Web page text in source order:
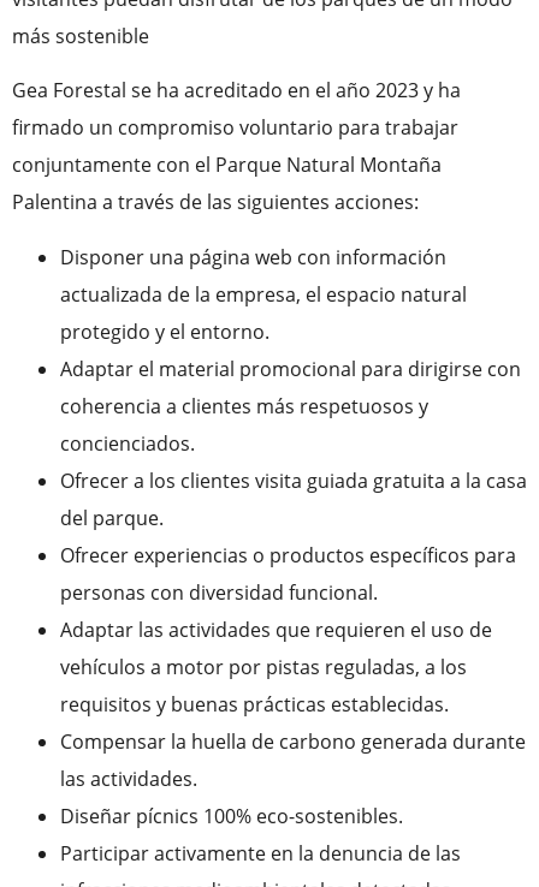
más sostenible
Gea Forestal se ha acreditado en el año 2023 y ha
firmado un compromiso voluntario para trabajar
conjuntamente con el Parque Natural Montaña
Palentina a través de las siguientes acciones:
Disponer una página web con información
actualizada de la empresa, el espacio natural
protegido y el entorno.
Adaptar el material promocional para dirigirse con
coherencia a clientes más respetuosos y
concienciados.
Ofrecer a los clientes visita guiada gratuita a la casa
del parque.
Ofrecer experiencias o productos específicos para
personas con diversidad funcional.
Adaptar las actividades que requieren el uso de
vehículos a motor por pistas reguladas, a los
requisitos y buenas prácticas establecidas.
Compensar la huella de carbono generada durante
las actividades.
Diseñar pícnics 100% eco-sostenibles.
Participar activamente en la denuncia de las